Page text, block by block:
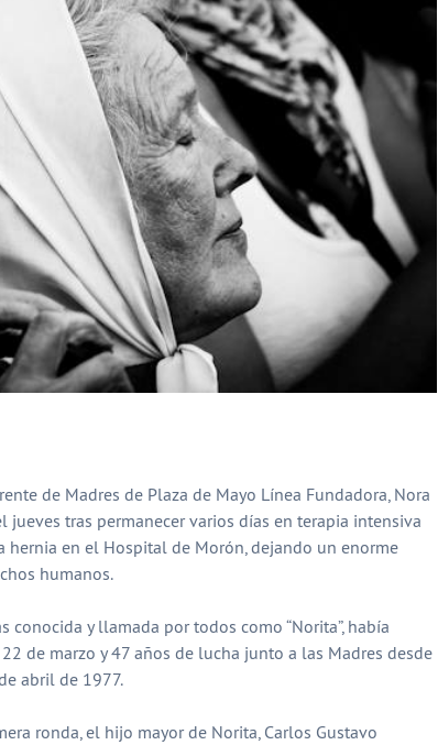
de Madres de Plaza de Mayo Línea Fundadora, Nora
jueves tras permanecer varios días en terapia intensiva
hernia en el Hospital de Morón, dejando un enorme
humanos.
conocida y llamada por todos como “Norita”, había
de marzo y 47 años de lucha junto a las Madres desde
abril de 1977.
ronda, el hijo mayor de Norita, Carlos Gustavo